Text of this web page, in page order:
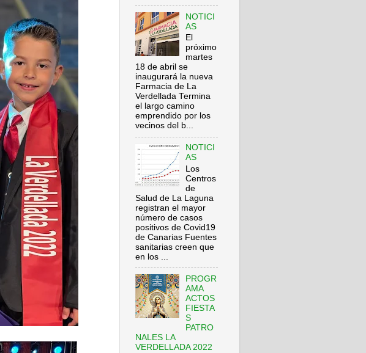
NOTICI
AS
El
próximo
martes
18 de abril se
inaugurará la nueva
Farmacia de La
Verdellada Termina
el largo camino
emprendido por los
vecinos del b...
NOTICI
AS
Los
Centros
de
Salud de La Laguna
registran el mayor
número de casos
positivos de Covid19
de Canarias Fuentes
sanitarias creen que
en los ...
PROGR
AMA
ACTOS
FIESTA
S
PATRO
NALES LA
VERDELLADA 2022